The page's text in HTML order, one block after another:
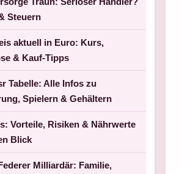
Steuern
aktuell in Euro: Kurs,
& Kauf-Tipps
Tabelle: Alle Infos zu
Spielern & Gehältern
Vorteile, Risiken & Nährwerte
Blick
Milliardär: Familie,